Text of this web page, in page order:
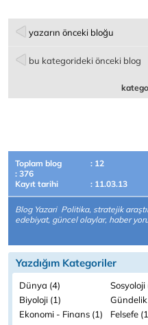
yazarın önceki bloğu
bu kategorideki önceki blog
Toplam blog
: 12
: 376
Kayıt tarihi
: 11.03.13
Blog Yazari Politika, stratejik
edebiyat, güncel olaylar, haber
Yazdığım Kategoriler
Dünya (4)
Sosyoloji
Biyoloji (1)
Gündelik
Ekonomi - Finans (1)
Felsefe